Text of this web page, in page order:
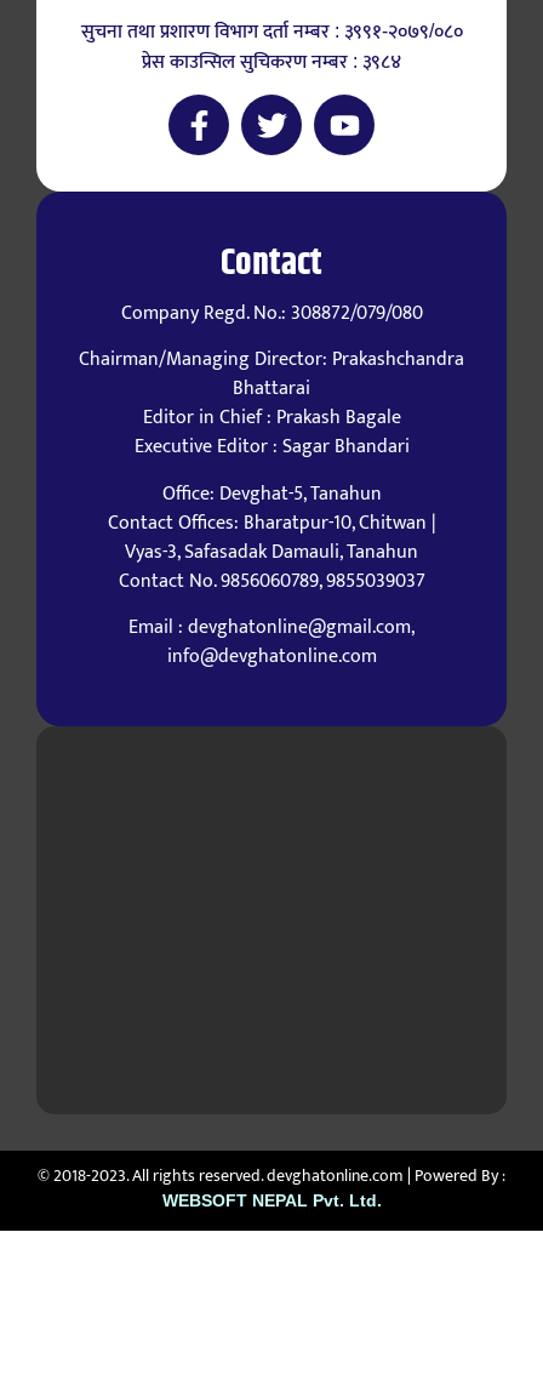
सुचना तथा प्रशारण विभाग दर्ता नम्बर : ३९९१-२०७९/०८०
प्रेस काउन्सिल सुचिकरण नम्बर : ३९८४
Contact
Company Regd. No.: 308872/079/080
Chairman/Managing Director: Prakashchandra
Bhattarai
Editor in Chief : Prakash Bagale
Executive Editor : Sagar Bhandari
Office: Devghat-5, Tanahun
Contact Offices: Bharatpur-10, Chitwan |
Vyas-3, Safasadak Damauli, Tanahun
Contact No. 9856060789, 9855039037
Email : devghatonline@gmail.com,
info@devghatonline.com
© 2018-2023. All rights reserved. devghatonline.com | Powered By :
WEBSOFT NEPAL Pvt. Ltd.